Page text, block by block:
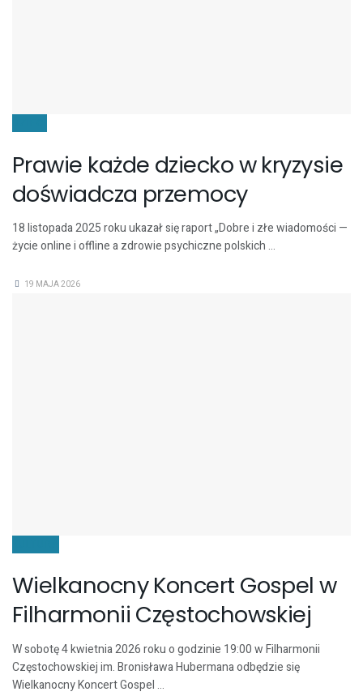
Prawie każde dziecko w kryzysie
doświadcza przemocy
18 listopada 2025 roku ukazał się raport „Dobre i złe wiadomości —
życie online i offline a zdrowie psychiczne polskich ...
19 MAJA 2026
Wielkanocny Koncert Gospel w
Filharmonii Częstochowskiej
W sobotę 4 kwietnia 2026 roku o godzinie 19:00 w Filharmonii
Częstochowskiej im. Bronisława Hubermana odbędzie się
Wielkanocny Koncert Gospel ...